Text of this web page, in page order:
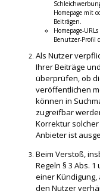
Homepage mit
Beiträgen.
Homepage-
Benutzer-Profil
Als Nutzer
Ihrer Beiträge
überprüfen, ob
veröffentlichen
können in
zugreifbar
Korrektur
Anbieter ist
Beim Verstoß,
Regeln § 3 Abs.
einer
den Nutzer